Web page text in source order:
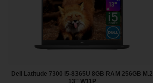
Dell Latitude 7300 i5-8365U 8GB RAM 256GB M.2
13'' W11P